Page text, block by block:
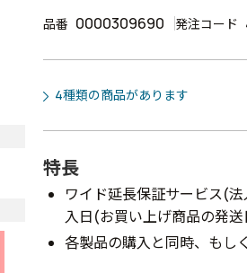
品番 0000309690 発注コード
4種類の商品があります
特長
ワイド延長保証サービス(
入日(お買い上げ商品の発送
各製品の購入と同時、もし